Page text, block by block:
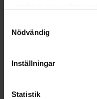
Nödvändig
Inställningar
Statistik